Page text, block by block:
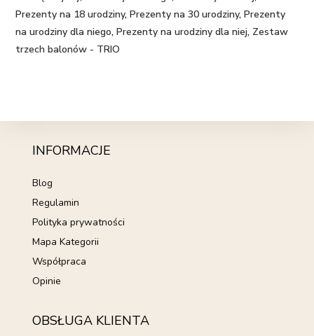
Prezenty na 18 urodziny,Prezenty na 30 urodziny,Prezenty
na urodziny dla niego,Prezenty na urodziny dla niej, Zestaw
trzech balonów - TRIO
INFORMACJE
Blog
Regulamin
Polityka prywatności
Mapa Kategorii
Współpraca
Opinie
OBSŁUGA KLIENTA